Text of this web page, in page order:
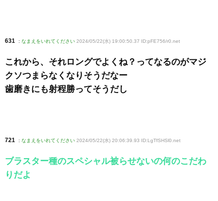
631 : なまえをいれてください 2024/05/22(水) 19:00:50.37 ID:pFE756/r0 .net
これから、それロングでよくね？ってなるのがマジ
クソつまらなくなりそうだなー
歯磨きにも射程勝ってそうだし
721 : なまえをいれてください 2024/05/22(水) 20:06:39.93 ID:LgTfSHSl0 .net
ブラスター種のスペシャル被らせないの何のこだわ
りだよ